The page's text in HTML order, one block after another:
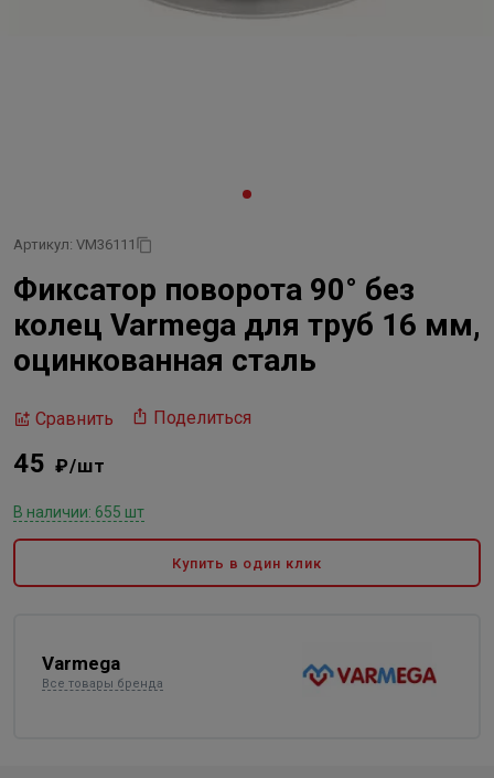
Артикул: VM36111
Фиксатор поворота 90° без
колец Varmega для труб 16 мм,
оцинкованная сталь
Сравнить Поделиться
45 ₽/шт
В наличии: 655 шт
Купить в один клик
Varmega
Все товары бренда